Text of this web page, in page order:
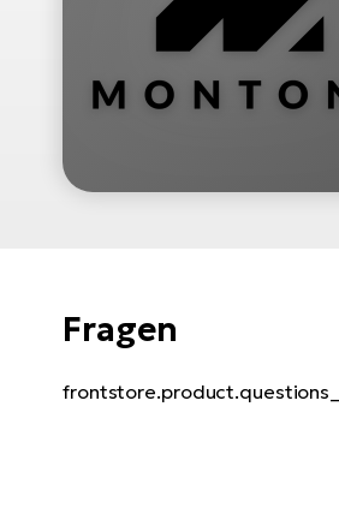
Fragen